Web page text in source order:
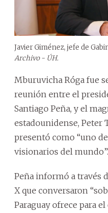
Javier Giménez, jefe de
Archivo - ÚH.
Mburuvicha Róga fue
reunión entre el
Santiago Peña, y el
estadounidense, Peter
presentó como “uno
visionarios del mundo”.
Peña informó a través
X que conversaron
Paraguay ofrece para